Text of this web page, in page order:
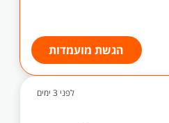
הגשת מועמדות
לפני 3 ימים